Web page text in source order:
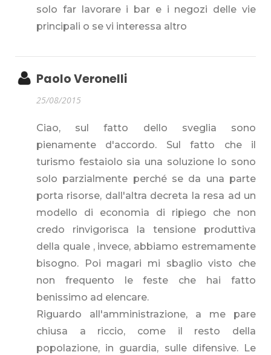
solo far lavorare i bar e i negozi delle vie
principali o se vi interessa altro
Paolo Veronelli
25/08/2015
Ciao, sul fatto dello sveglia sono
pienamente d'accordo. Sul fatto che il
turismo festaiolo sia una soluzione lo sono
solo parzialmente perché se da una parte
porta risorse, dall'altra decreta la resa ad un
modello di economia di ripiego che non
credo rinvigorisca la tensione produttiva
della quale , invece, abbiamo estremamente
bisogno. Poi magari mi sbaglio visto che
non frequento le feste che hai fatto
benissimo ad elencare.
Riguardo all'amministrazione, a me pare
chiusa a riccio, come il resto della
popolazione, in guardia, sulle difensive. Le